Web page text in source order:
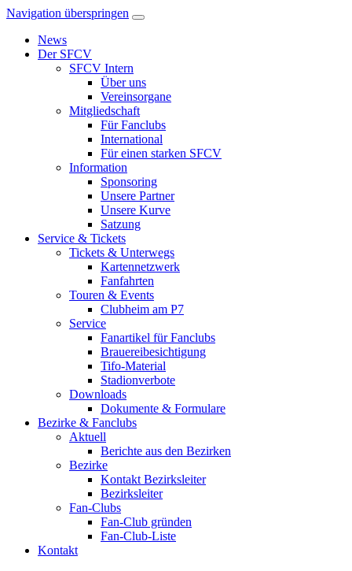
Navigation überspringen
News
Der SFCV
SFCV Intern
Über uns
Vereinsorgane
Mitgliedschaft
Für Fanclubs
International
Für einen starken SFCV
Information
Sponsoring
Unsere Partner
Unsere Kurve
Satzung
Service & Tickets
Tickets & Unterwegs
Kartennetzwerk
Fanfahrten
Touren & Events
Clubheim am P7
Service
Fanartikel für Fanclubs
Brauereibesichtigung
Tifo-Material
Stadionverbote
Downloads
Dokumente & Formulare
Bezirke & Fanclubs
Aktuell
Berichte aus den Bezirken
Bezirke
Kontakt Bezirksleiter
Bezirksleiter
Fan-Clubs
Fan-Club gründen
Fan-Club-Liste
Kontakt